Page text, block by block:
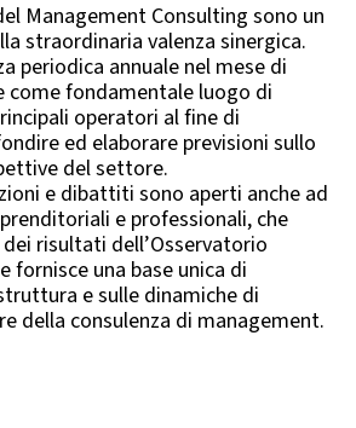
Management Consulting sono un
straordinaria valenza sinergica.
periodica annuale nel mese di
come fondamentale luogo di
operatori al fine di
ed elaborare previsioni sullo
del settore.
e dibattiti sono aperti anche ad
e professionali, che
risultati dell’Osservatorio
fornisce una base unica di
e sulle dinamiche di
della consulenza di management.